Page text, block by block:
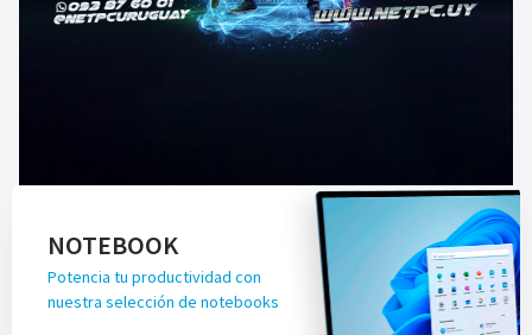
NOTEBOOK
Potencia tu productividad con
nuestra selección de notebooks